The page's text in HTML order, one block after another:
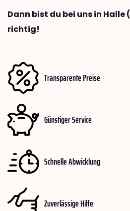
Dann bist du bei uns in Halle
richtig!
Transparente Preise
Günstiger Service
Schnelle Abwicklung
Zuverlässige Hilfe